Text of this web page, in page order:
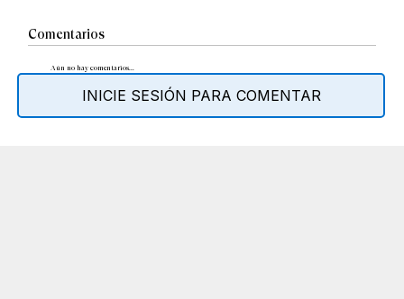
Comentarios
Aún no hay comentarios...
INICIE SESIÓN PARA COMENTAR